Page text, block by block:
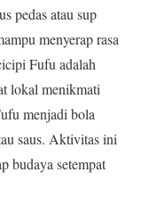
pedas atau sup
menyerap rasa
Fufu adalah
lokal menikmati
menjadi bola
saus. Aktivitas ini
budaya setempat